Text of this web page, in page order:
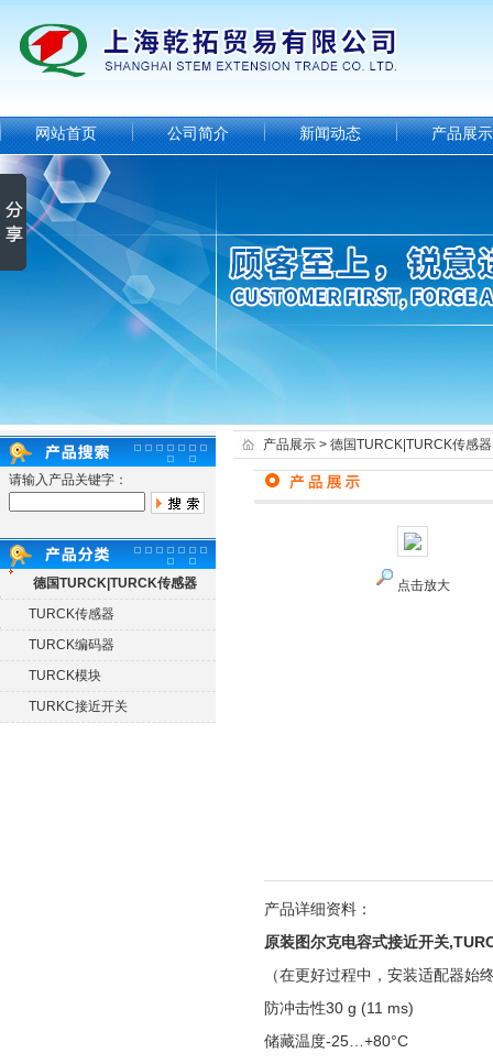
网站首页 公司简介 新闻动态 产品展示
请输入产品关键字：
德国TURCK|TURCK传感器
TURCK传感器
TURCK编码器
TURCK模块
TURKC接近开关
产品展示 > 德国TURCK|TURCK传感器
点击放大
产品详细资料：
原装图尔克电容式接近开关
（在更好过程中，安装适配器始
防冲击性30 g (11 ms)
储藏温度-25…+80°C